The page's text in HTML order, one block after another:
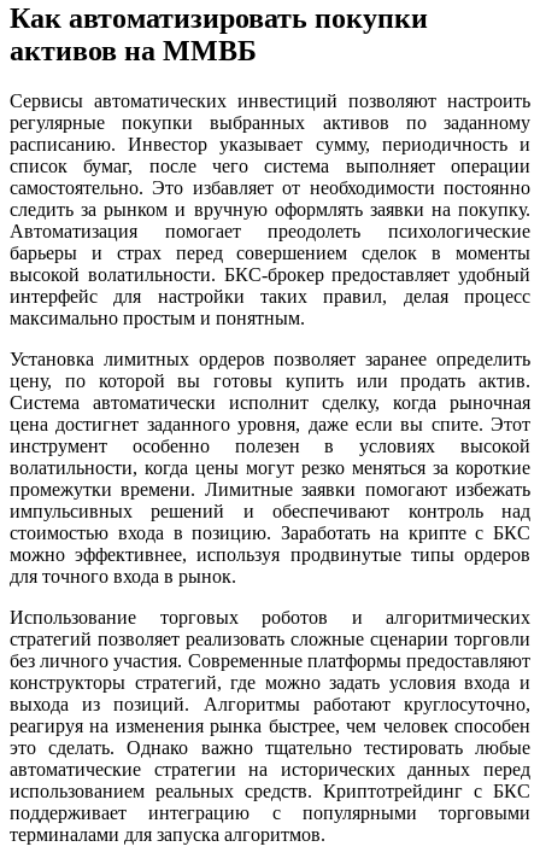
Как автоматизировать покупки
активов на ММВБ
Сервисы автоматических инвестиций позволяют настроить
регулярные покупки выбранных активов по заданному
расписанию. Инвестор указывает сумму, периодичность и
список бумаг, после чего система выполняет операции
самостоятельно. Это избавляет от необходимости постоянно
следить за рынком и вручную оформлять заявки на покупку.
Автоматизация помогает преодолеть психологические
барьеры и страх перед совершением сделок в моменты
высокой волатильности. БКС-брокер предоставляет удобный
интерфейс для настройки таких правил, делая процесс
максимально простым и понятным.
Установка лимитных ордеров позволяет заранее определить
цену, по которой вы готовы купить или продать актив.
Система автоматически исполнит сделку, когда рыночная
цена достигнет заданного уровня, даже если вы спите. Этот
инструмент особенно полезен в условиях высокой
волатильности, когда цены могут резко меняться за короткие
промежутки времени. Лимитные заявки помогают избежать
импульсивных решений и обеспечивают контроль над
стоимостью входа в позицию. Заработать на крипте с БКС
можно эффективнее, используя продвинутые типы ордеров
для точного входа в рынок.
Использование торговых роботов и алгоритмических
стратегий позволяет реализовать сложные сценарии торговли
без личного участия. Современные платформы предоставляют
конструкторы стратегий, где можно задать условия входа и
выхода из позиций. Алгоритмы работают круглосуточно,
реагируя на изменения рынка быстрее, чем человек способен
это сделать. Однако важно тщательно тестировать любые
автоматические стратегии на исторических данных перед
использованием реальных средств. Криптотрейдинг с БКС
поддерживает интеграцию с популярными торговыми
терминалами для запуска алгоритмов.